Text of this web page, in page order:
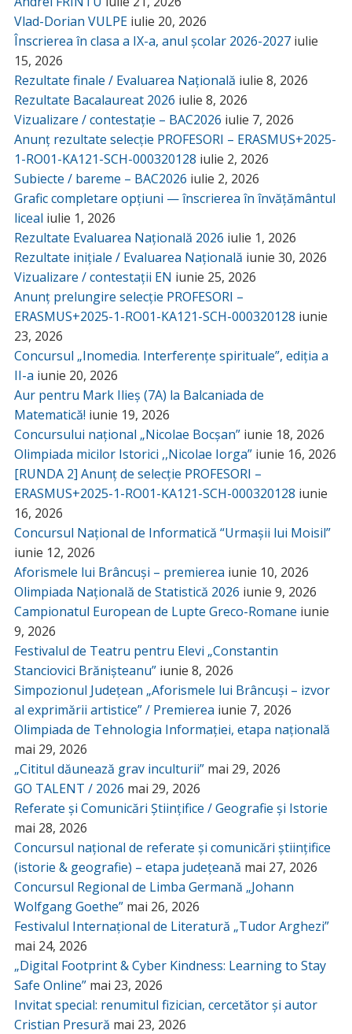
Vlad-Dorian VULPE iulie 20, 2026
Înscrierea în clasa a IX-a, anul școlar 2026-2027 iulie
15, 2026
Rezultate finale / Evaluarea Națională iulie 8, 2026
Rezultate Bacalaureat 2026 iulie 8, 2026
Vizualizare / contestație – BAC2026 iulie 7, 2026
Anunț rezultate selecție PROFESORI – ERASMUS+2025-
1-RO01-KA121-SCH-000320128 iulie 2, 2026
Subiecte / bareme – BAC2026 iulie 2, 2026
Grafic completare opțiuni — înscrierea în învățământul
liceal iulie 1, 2026
Rezultate Evaluarea Națională 2026 iulie 1, 2026
Rezultate inițiale / Evaluarea Națională iunie 30, 2026
Vizualizare / contestații EN iunie 25, 2026
Anunț prelungire selecție PROFESORI –
ERASMUS+2025-1-RO01-KA121-SCH-000320128 iunie
23, 2026
Concursul „Inomedia. Interferențe spirituale”, ediția a
II-a iunie 20, 2026
Aur pentru Mark Ilieș (7A) la Balcaniada de
Matematică! iunie 19, 2026
Concursului național „Nicolae Bocșan” iunie 18, 2026
Olimpiada micilor Istorici ,,Nicolae Iorga” iunie 16, 2026
[RUNDA 2] Anunț de selecție PROFESORI –
ERASMUS+2025-1-RO01-KA121-SCH-000320128 iunie
16, 2026
Concursul Național de Informatică “Urmașii lui Moisil”
iunie 12, 2026
Aforismele lui Brâncuși – premierea iunie 10, 2026
Olimpiada Națională de Statistică 2026 iunie 9, 2026
Campionatul European de Lupte Greco-Romane iunie
9, 2026
Festivalul de Teatru pentru Elevi „Constantin
Stanciovici Brănișteanu” iunie 8, 2026
Simpozionul Județean „Aforismele lui Brâncuși – izvor
al exprimării artistice” / Premierea iunie 7, 2026
Olimpiada de Tehnologia Informației, etapa națională
mai 29, 2026
„Cititul dăunează grav inculturii” mai 29, 2026
GO TALENT / 2026 mai 29, 2026
Referate și Comunicări Științifice / Geografie și Istorie
mai 28, 2026
Concursul național de referate și comunicări științifice
(istorie & geografie) – etapa județeană mai 27, 2026
Concursul Regional de Limba Germană „Johann
Wolfgang Goethe” mai 26, 2026
Festivalul Internațional de Literatură „Tudor Arghezi”
mai 24, 2026
„Digital Footprint & Cyber Kindness: Learning to Stay
Safe Online” mai 23, 2026
Invitat special: renumitul fizician, cercetător și autor
Cristian Presură mai 23, 2026